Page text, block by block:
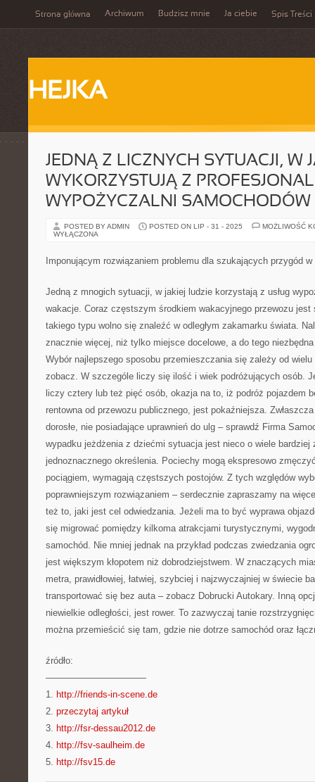
Strona główna Archiwum Budzisz mnie Ja ciebie Spis Treści
HEJKA
JEDNĄ Z LICZNYCH SYTUACJI, W
WYKORZYSTUJĄ Z
WYPOŻYCZALNI SAMOCHODÓW
POSTED BY ADMIN POSTED ON LIP - 31 - 2025
MOŻLIWOŚĆ
WYŁĄCZONA
Imponującym rozwiązaniem problemu dla szukających przygód
Jedną z mnogich sytuacji, w jakiej ludzie korzystają z usług
wakacje. Coraz częstszym środkiem wakacyjnego przewozu
takiego typu wolno się znaleźć w odległym zakamarku świata.
znacznie więcej, niż tylko miejsce docelowe, a do tego
Wybór najlepszego sposobu przemieszczania się zależy od
zobacz. W szczególe liczy się ilość i wiek podróżujących osób.
liczy cztery lub też pięć osób, okazja na to, iż podróż pojazdem
rentowna od przewozu publicznego, jest pokaźniejsza.
dorosłe, nie posiadające uprawnień do ulg – sprawdź Firma
wypadku jeżdżenia z dziećmi sytuacja jest nieco o wiele bardziej
jednoznacznego określenia. Pociechy mogą ekspresowo
pociągiem, wymagają częstszych postojów. Z tych względów
poprawniejszym rozwiązaniem – serdecznie zapraszamy na
też to, jaki jest cel odwiedzania. Jeżeli ma to być wyprawa
się migrować pomiędzy kilkoma atrakcjami turystycznymi,
samochód. Nie mniej jednak na przykład podczas zwiedzania
jest większym kłopotem niż dobrodziejstwem. W znaczących
metra, prawidłowiej, łatwiej, szybciej i najzwyczajniej w świecie
transportować się bez auta – zobacz Dobrucki Autokary. Inną
niewielkie odległości, jest rower. To zazwyczaj tanie
można przemieścić się tam, gdzie nie dotrze samochód oraz
źródło:
———————————
1. http://friends-in-scene.de
2. przeczytaj artykuł
3. http://fsr-dessau2012.de
4. http://fsv-saulheim.de
5. http://fsv15.de